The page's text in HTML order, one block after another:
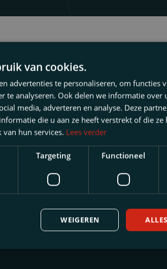
Niederländischen Anwaltskammer
NOVA wurde am 1. Oktober 1952
über die Anwaltschaft als
und Vorschriften, einschließlich
Anwälte unterworfen sind.
van cookies.
advertenties te personaliseren, om functies
te analyseren. Ook delen we informatie over
media, adverteren en analyse. Deze
die u aan ze heeft verstrekt of die ze
hun services. Lees verder
Targeting Functioneel
WEIGEREN